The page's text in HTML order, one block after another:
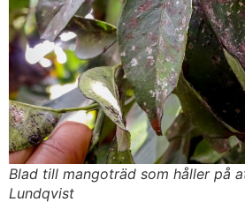
Blad till mangoträd som håller på
Lundqvist